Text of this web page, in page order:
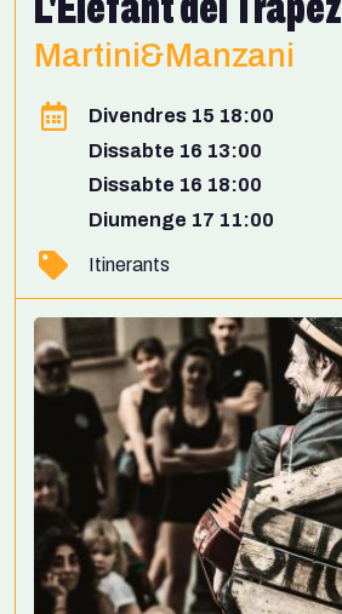
Martini&Manzani
Divendres 15 18:00
Dissabte 16 13:00
Dissabte 16 18:00
Diumenge 17 11:00
Itinerants